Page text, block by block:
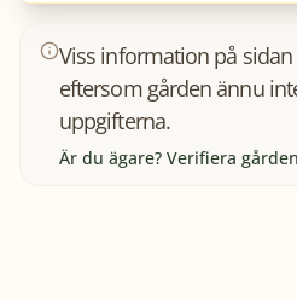
Viss information på
eftersom gården ännu
uppgifterna.
Är du ägare? Verifiera gården